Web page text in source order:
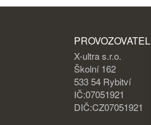
PROVOZOVATEL
X-ultra s.r.o.
Školní 162
533 54 Rybitví
IČ:07051921
DIČ:CZ07051921